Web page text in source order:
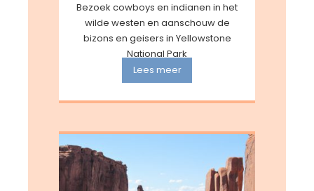
Bezoek cowboys en indianen in het
wilde westen en aanschouw de
bizons en geisers in Yellowstone
National Park
Lees meer